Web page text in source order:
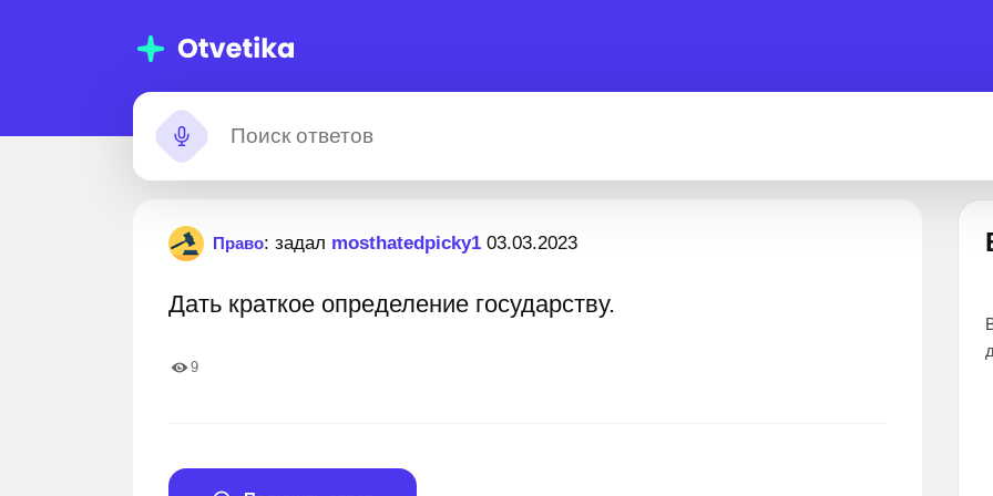
Право: задал mosthatedpicky1 03.03.2023
Дать краткое определение государству.
9
Помощь с
заданиями
11 000 000+ пошаговых ответов
Застрял?
Лучшие эксперты готовы помочь 24 часа
Все эксперты прошли
дают наиболее точные и